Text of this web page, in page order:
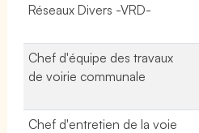
Réseaux Divers -VRD-
Chef d'équipe des travaux
de voirie communale
Chef d'entretien de la voie